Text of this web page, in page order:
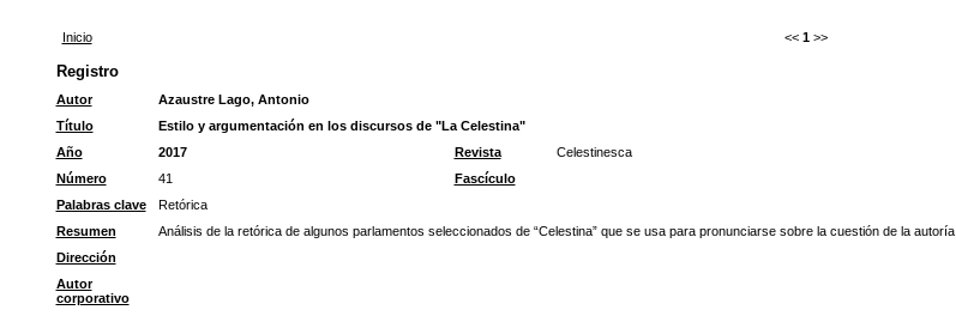
Inicio << 1 >>
Registro
Autor
Azaustre Lago, Antonio
Título
Estilo y argumentación en los discursos de "La Celestina"
Año
2017 Revista Celestinesca
Número
41 Fascículo
Palabras clave
Retórica
Resumen
Análisis de la retórica de algunos parlamentos seleccionados de “Celestina” que se usa para pronunciarse sobre la cuestión de la autoría.
Dirección
Autor
corporativo